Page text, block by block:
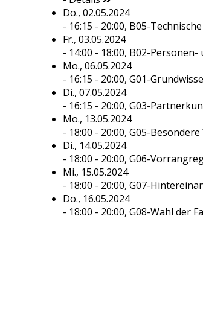
Do., 02.05.2024
- 16:15 - 20:00, B05-
Fr., 03.05.2024
- 14:00 - 18:00, B02-Personen-
Mo., 06.05.2024
- 16:15 - 20:00, G01-
Di., 07.05.2024
- 16:15 - 20:00, G03-
Mo., 13.05.2024
- 18:00 - 20:00, G05-
Di., 14.05.2024
- 18:00 - 20:00, G06-
Mi., 15.05.2024
- 18:00 - 20:00, G07-
Do., 16.05.2024
- 18:00 - 20:00, G08-Wahl der